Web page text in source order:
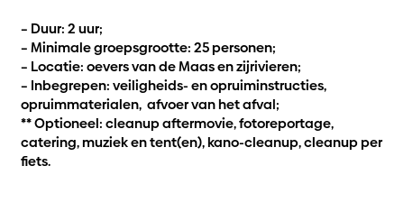
– Duur: 2 uur;
– Minimale groepsgrootte: 25 personen;
– Locatie: oevers van de Maas en zijrivieren;
– Inbegrepen: veiligheids- en opruiminstructies,
opruimmaterialen, afvoer van het afval;
** Optioneel: cleanup aftermovie, fotoreportage,
catering, muziek en tent(en), kano-cleanup, cleanup per
fiets.